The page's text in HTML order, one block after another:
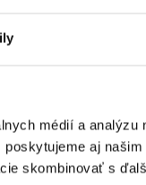
médií a
aj
skombinovať s